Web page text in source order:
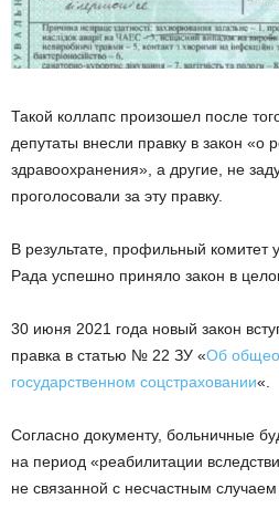
Такой коллапс произошел после
депутаты внесли правку в закон «о
здравоохранения», а другие, не
проголосовали за эту правку.
В результате, профильный комитет
Рада успешно приняло закон в
30 июня 2021 года новый закон
правка в статью № 22 ЗУ «Об
государственном соцстраховании«.
Согласно документу, больничные
на период «реабилитации
не связанной с несчастным случаем